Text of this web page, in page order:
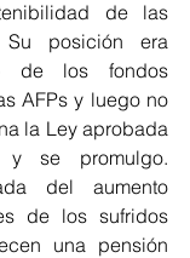
de las
Su posición era
de los fondos
AFPs y luego no
la Ley aprobada
se promulgo.
del aumento
de los sufridos
una pensión